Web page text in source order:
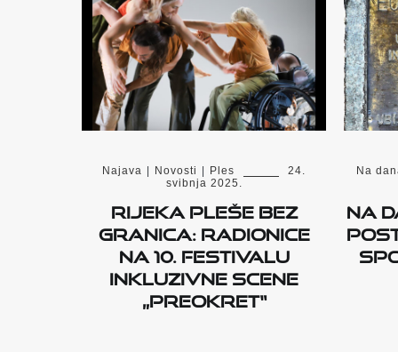
Najava Novosti Ples
24.
svibnja 2025.
Rijeka pleše bez
granica: Radionice
na 10. Festivalu
inkluzivne scene
„PreOKRET“
Na
Na